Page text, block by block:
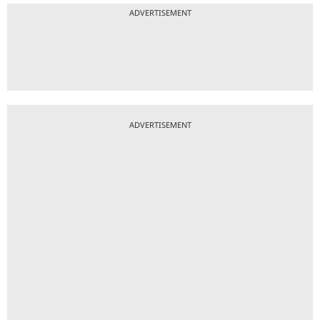
ADVERTISEMENT
ADVERTISEMENT